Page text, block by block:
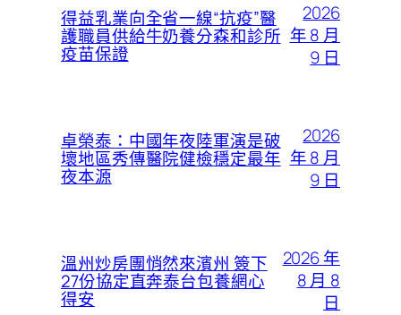
得益乳業向全省一線“抗疫”醫
護職員供給牛奶養分森和診所
疫苗保證
2026
年 8 月
9 日
卓榮泰：中國年夜陸軍演是破
壞地區秀傳醫院健檢穩定最年
夜本源
2026
年 8 月
9 日
溫州炒房團悄然來濱州 簽下
27份協定直奔泰台包養網心
得安
2026 年
8 月 8
日